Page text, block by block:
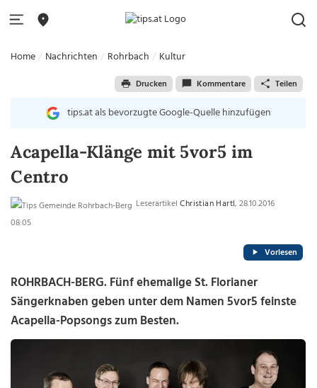
Home Nachrichten Rohrbach Kultur
Drucken Kommentare Teilen
tips.at als bevorzugte Google-Quelle hinzufügen
Acapella-Klänge mit 5vor5 im
Centro
LeserartikelChristian Hartl, 28.10.2016
08:05
Vorlesen
ROHRBACH-BERG. Fünf ehemalige St. Florianer
Sängerknaben geben unter dem Namen 5vor5 feinste
Acapella-Popsongs zum Besten.